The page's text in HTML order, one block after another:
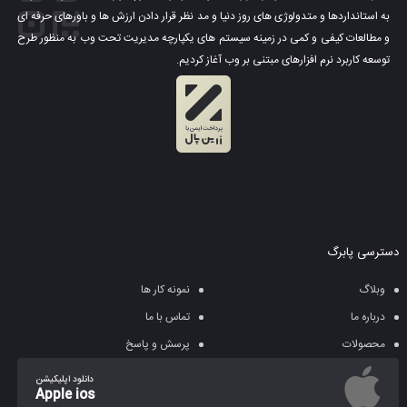
به استانداردها و متدولوژی های روز دنیا و مد نظر قرار دادن ارزش ها و باورهای حرفه ای
و مطالعات کیفی و کمی در زمینه سیستم های یکپارچه مدیریت تحت وب به منظور طرح
توسعه کاربرد نرم افزارهای مبتنی بر وب آغاز کردیم.
دسترسی پابرگ
وبلاگ
نمونه کار ها
درباره ما
تماس با ما
محصولات
پرسش و پاسخ
دانلود اپلیکیشن
Apple ios